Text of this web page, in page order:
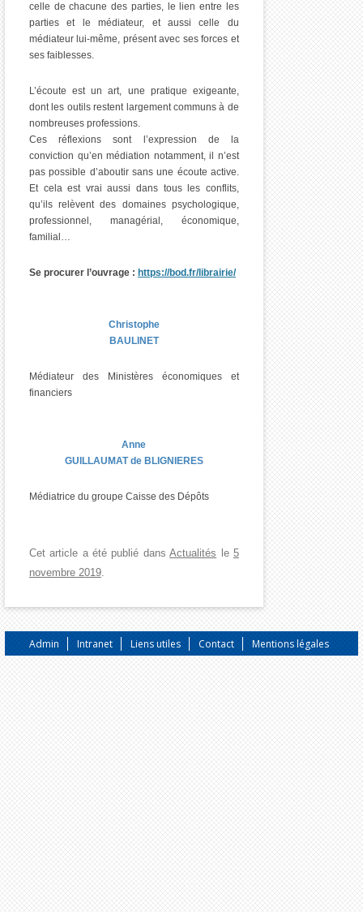
celle de chacune des parties, le lien entre les
parties et le médiateur, et aussi celle du
médiateur lui-même, présent avec ses forces et
ses faiblesses.
L’écoute est un art, une pratique exigeante,
dont les outils restent largement communs à de
nombreuses professions.
Ces réflexions sont l’expression de la
conviction qu’en médiation notamment, il n’est
pas possible d’aboutir sans une écoute active.
Et cela est vrai aussi dans tous les conflits,
qu’ils relèvent des domaines psychologique,
professionnel, managérial, économique,
familial…
Se procurer l’ouvrage : https://bod.fr/librairie/
Christophe
BAULINET
Médiateur des Ministères économiques et
financiers
Anne
GUILLAUMAT de BLIGNIERES
Médiatrice du groupe Caisse des Dépôts
Cet article a été publié dansActualités le 5
novembre 2019.
Admin Intranet Liens utiles Contact Mentions légales